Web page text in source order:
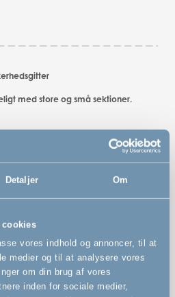
Detaljer Om
cookies
vores indhold og annoncer, til at
medier og til at analysere vores
om din brug af vores
inden for sociale medier,
med store og små sektioner.
et af de eneste bruges både inde
- blot 3,5 cm